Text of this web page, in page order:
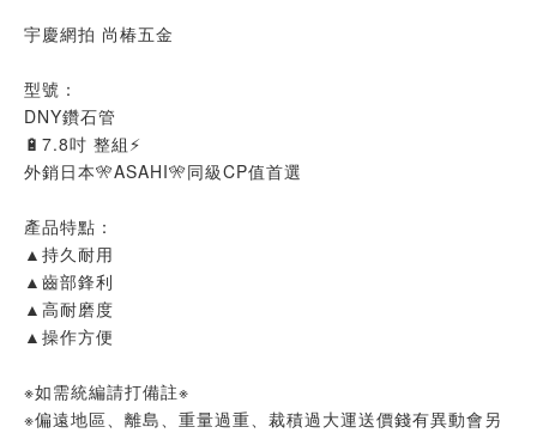
宇慶網拍 尚椿五金
型號：
DNY鑽石管
🔋7.8吋 整組⚡
外銷日本🎌ASAHI🎌同級CP值首選
產品特點：
▲持久耐用
▲齒部鋒利
▲高耐磨度
▲操作方便
※如需統編請打備註※
※偏遠地區、離島、重量過重、裁積過大運送價錢有異動會另